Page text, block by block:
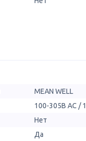
MEAN WELL
100-305В AC /
Нет
Да